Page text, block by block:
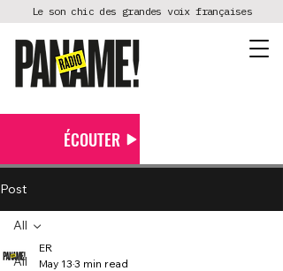
Le son chic des grandes voix françaises
ÉCOUTER
Post
All
All
ER
May 13 3 min read